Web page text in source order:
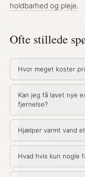
holdbarhed og pleje.
Ofte stillede
Hvor meget koster
Kan jeg få lavet nye
fjernelse?
Hjælper varmt vand
Hvad hvis kun nogle